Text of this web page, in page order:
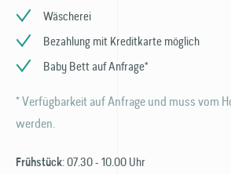
Wäscherei
Bezahlung mit Kreditkarte möglich
Baby Bett auf Anfrage*
* Verfügbarkeit auf Anfrage und muss vom
werden.
Frühstück: 07.30 - 10.00 Uhr